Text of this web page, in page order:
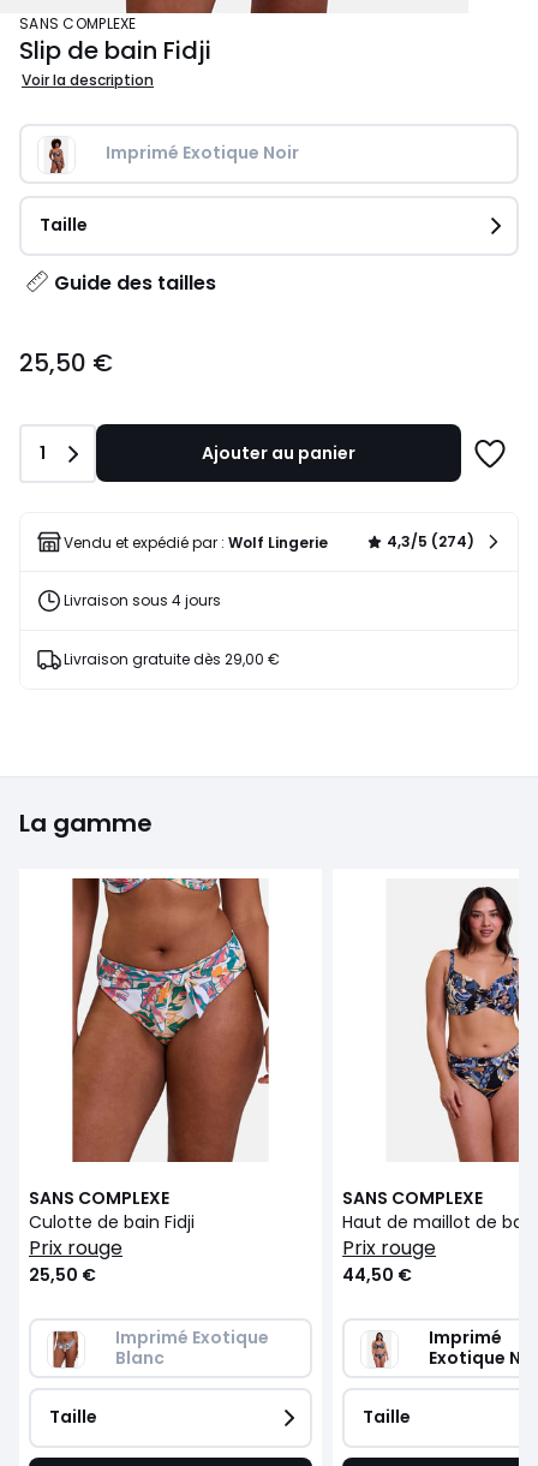
SANS COMPLEXE
Slip de bain Fidji
Voir la description
Imprimé Exotique Noir
Taille
Guide des tailles
€.
25,50 €
Quantité
1 Ajouter au panier
liste
Vendu et expédié par : Wolf Lingerie 4,3/5 (274)
Livraison sous 4 jours
Livraison gratuite dès 29,00 €
La gamme
SANS COMPLEXE
Culotte de bain Fidji
prix rouge
25,50 €
Imprimé Exotique
Blanc
Taille
SANS COMPLEXE
Haut de maillot de
prix rouge
44,50 €
Imprimé
Exotique
Taille